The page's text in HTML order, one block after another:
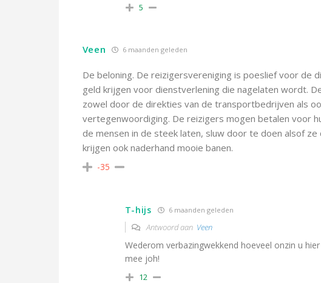
5
Veen 6 maanden geleden
De beloning. De reizigersvereniging is poeslief voor de
geld krijgen voor dienstverlening die nagelaten wordt.
zowel door de direkties van de transportbedrijven als
vertegenwoordiging. De reizigers mogen betalen voor
de mensen in de steek laten, sluw door te doen alsof
krijgen ook naderhand mooie banen.
-35
T-hijs 6 maanden geleden
Antwoord aan Veen
Wederom verbazingwekkend hoeveel onzin u
mee joh!
12